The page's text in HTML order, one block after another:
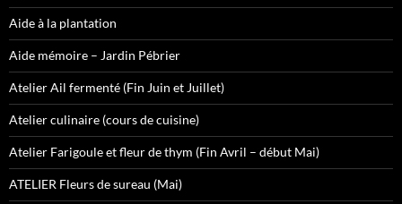
Aide à la plantation
Aide mémoire – Jardin Pébrier
Atelier Ail fermenté (Fin Juin et Juillet)
Atelier culinaire (cours de cuisine)
Atelier Farigoule et fleur de thym (Fin Avril – début Mai)
ATELIER Fleurs de sureau (Mai)